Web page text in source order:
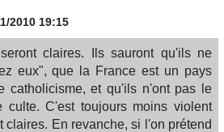
2010 19:15
claires. Ils sauront qu'ils ne
eux", que la France est un pays
catholicisme, et qu'ils n'ont pas le
C'est toujours moins violent
claires. En revanche, si l'on prétend